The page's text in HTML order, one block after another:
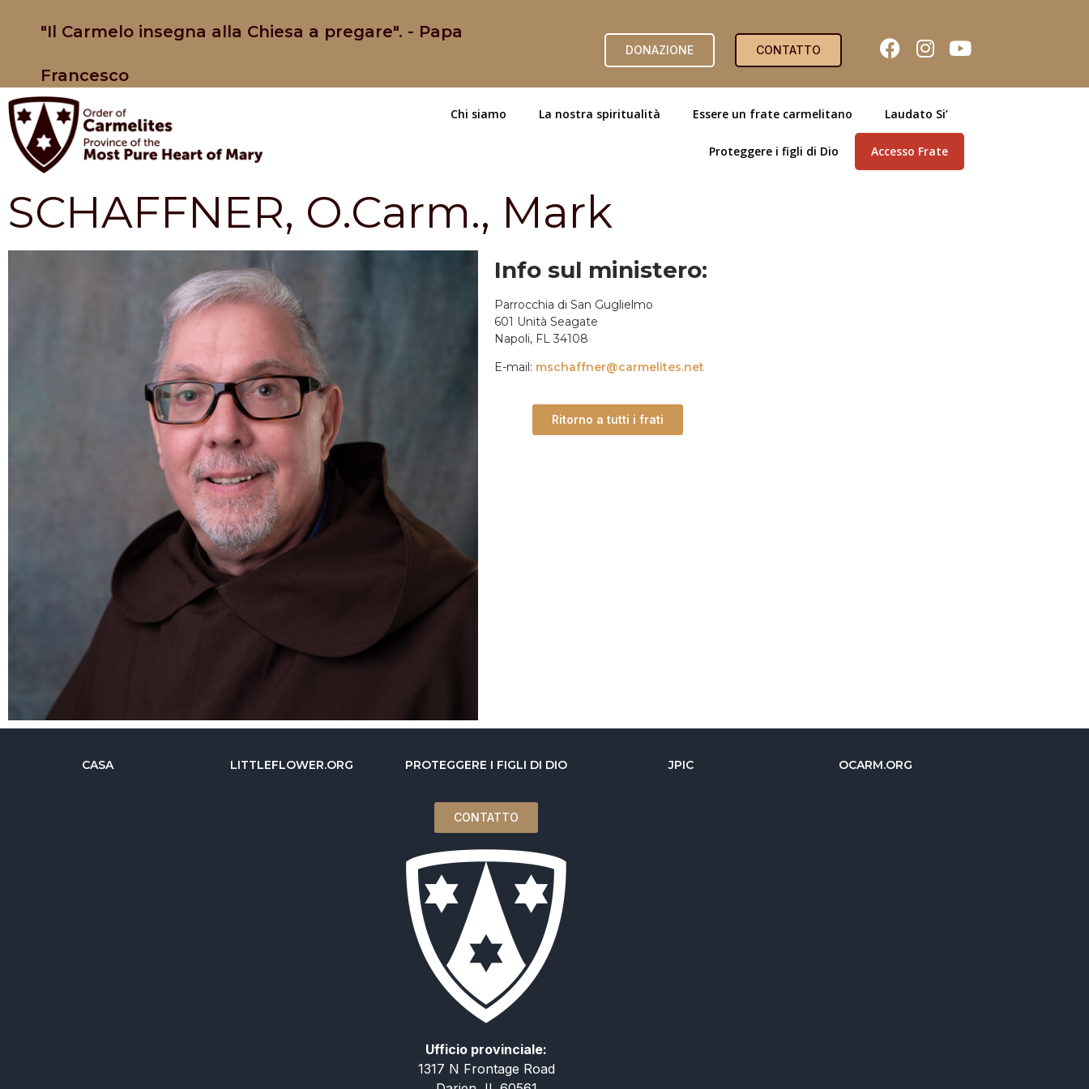
"Il Carmelo insegna alla Chiesa a pregare". - Papa
Francesco
DONAZIONE CONTATTO
Chi siamo La nostra spiritualità Essere un frate carmelitano Laudato Si’
Proteggere i figli di Dio Accesso Frate
SCHAFFNER, O.Carm., Mark
Info sul ministero:
Parrocchia di San Guglielmo
601 Unità Seagate
Napoli, FL 34108
E-mail: mschaffner@carmelites.net
Ritorno a tutti i frati
CASA LITTLEFLOWER.ORG PROTEGGERE I FIGLI DI DIO
CONTATTO
Ufficio provinciale:
1317 N Frontage Road
JPIC OCARM.ORG